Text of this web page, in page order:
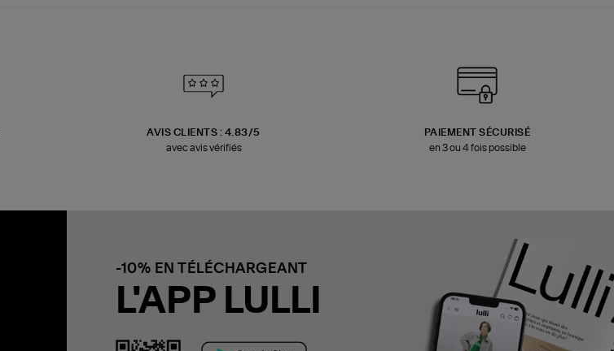
AVIS CLIENTS : 4.83/5
avec avis vérifiés
PAIEMENT SÉCURISÉ
en 3 ou 4 fois possible
-10% EN TÉLÉCHARGEANT
L'APP LULLI